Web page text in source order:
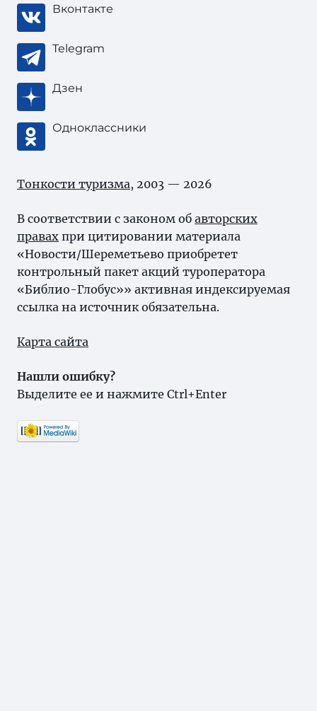
Вконтакте
Telegram
Дзен
Одноклассники
Тонкости туризма, 2003 — 2026
В соответствии с законом об авторских
правах при цитировании материала
«Новости/Шереметьево приобретет
контрольный пакет акций туроператора
«Библио-Глобус»» активная индексируемая
ссылка на источник обязательна.
Карта сайта
Нашли ошибку?
Выделите ее и нажмите Ctrl+Enter